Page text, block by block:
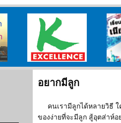
ศูนย์วิจัยกสิกรไทย เรีย
อยากมีลูก
คนเรามีลูกได้หลายวิธี
ของง่ายที่จะมีลูก สู้อุตส่าห์